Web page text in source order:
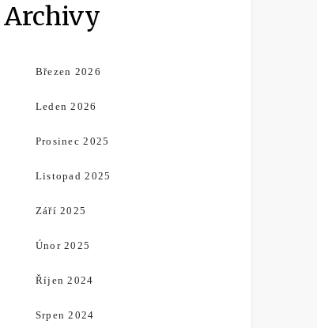
Archivy
Březen 2026
Leden 2026
Prosinec 2025
Listopad 2025
Září 2025
Únor 2025
Říjen 2024
Srpen 2024